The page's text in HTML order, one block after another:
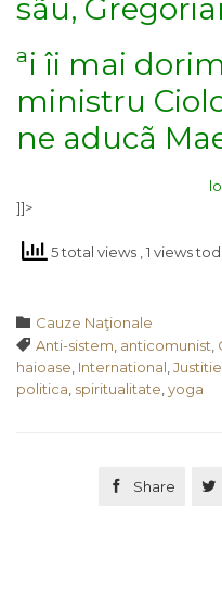
sãu,
ªi îi mai
ministru
ne aducã
]]>
5 total views , 1 views
 Category
Cauze Naţionale
 Tags
Anti-sistem anticomunist
haioase International Justitie
politica spiritualitate yoga
 Share 